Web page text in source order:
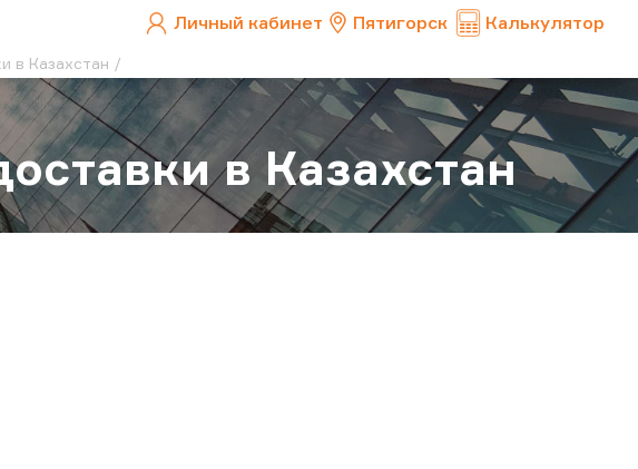
Личный кабинет Пятигорск Калькулятор
в Казахстан
в Казахстан